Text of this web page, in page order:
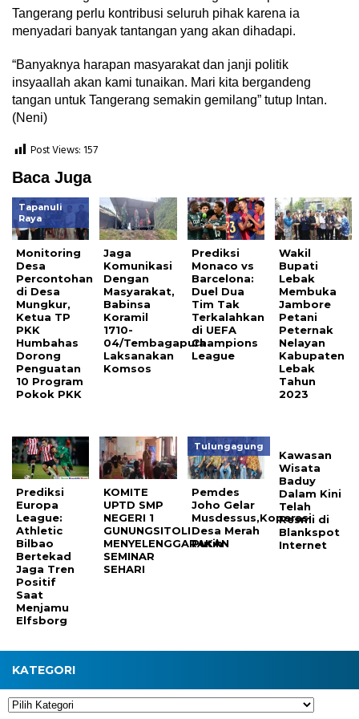
Tangerang perlu kontribusi seluruh pihak karena ia
menyadari banyak tantangan yang akan dihadapi.
“Banyaknya harapan masyarakat dan janji politik
insyaallah akan kami tunaikan. Mari kita bergandeng
tangan untuk Tangerang semakin gemilang” tutup Intan.
(Neni)
Post Views: 157
Baca Juga
Tapanuli
Raya
Monitoring
Desa
Percontohan
di Desa
Mungkur,
Ketua TP
PKK
Humbahas
Dorong
Penguatan
10 Program
Pokok PKK
Jaga
Komunikasi
Dengan
Masyarakat,
Babinsa
Koramil
1710-
04/Tembagapura
Laksanakan
Komsos
Prediksi
Monaco vs
Barcelona:
Duel Dua
Tim Tak
Terkalahkan
di UEFA
Champions
League
Wakil
Bupati
Lebak
Membuka
Jambore
Petani
Peternak
Nelayan
Kabupaten
Lebak
Tahun
2023
Prediksi
Europa
League:
Athletic
Bilbao
Bertekad
Jaga Tren
Positif
Saat
Menjamu
Elfsborg
KOMITE
UPTD SMP
NEGERI 1
GUNUNGSITOLI
MENYELENGGARAKAN
SEMINAR
SEHARI
Tulungagung
Pemdes
Joho Gelar
Musdessus,Koperasi
Desa Merah
Putih
Kawasan
Wisata
Baduy
Dalam Kini
Telah
Resmi di
Blankspot
Internet
KATEGORI
Kategori